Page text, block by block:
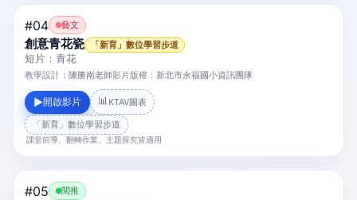
#04 藝文
創意青花瓷 「新育」數位學習步道
短片：青花
教學設計： 陳勝南老師影片版權： 新北市永福國小資訊團隊
▶開啟影片 📊 KTAV圖表
「新育」數位學習步道
課堂前導、翻轉作業、主題探究皆適用
#05 閱推